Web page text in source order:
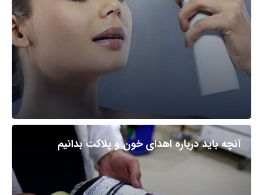
آنچه باید درباره اهدای خون و پلاکت بدانیم